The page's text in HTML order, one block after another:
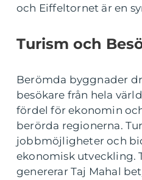
och Eiffeltornet är en
Turism och
Berömda byggnader
besökare från hela
fördel för ekonomin
berörda regionerna.
jobbmöjligheter och
ekonomisk utveckling.
genererar Taj Mahal